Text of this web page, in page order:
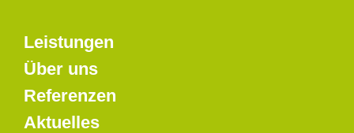
Leistungen
Über uns
Referenzen
Aktuelles